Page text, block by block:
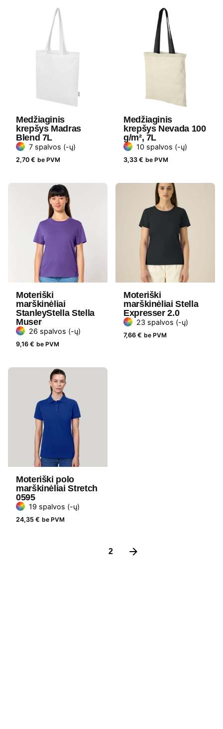
Medžiaginis
krepšys Madras
Blend 7L
7 spalvos (-ų)
2,70 € be PVM
Medžiaginis
krepšys Nevada 100
g/m², 7L
10 spalvos (-ų)
3,33 € be PVM
Moteriški
marškinėliai
StanleyStella Stella
Muser
26 spalvos (-ų)
9,16 € be PVM
Moteriški
marškinėliai Stella
Expresser 2.0
23 spalvos (-ų)
7,66 € be PVM
Moteriški polo
marškinėliai Stretch
0595
19 spalvos (-ų)
24,35 € be PVM
2